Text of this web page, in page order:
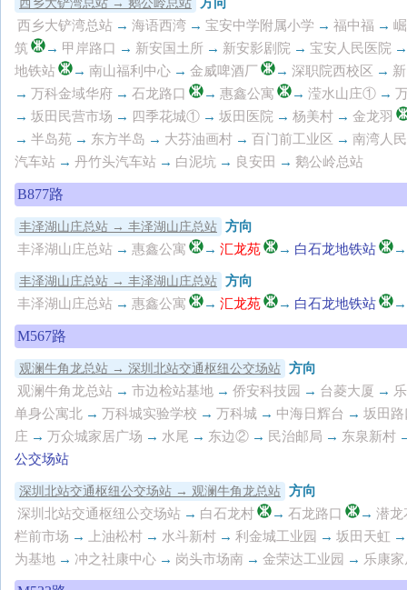
西乡大铲湾总站 → 鹅公岭总站
西乡大铲湾总站 → 海语西湾 → 宝安中学附属小学 → 福中福 →
筑
→ 甲岸路口 → 新安国土所 → 新安影剧院 → 宝安人民医院 →
地铁站
→ 南山福利中心 → 金威啤酒厂 → 深职院西校区 →
→ 万科金域华府 → 石龙路口 → 惠鑫公寓 → 滢水山庄① →
→ 坂田民营市场 → 四季花城① → 坂田医院 → 杨美村 → 金龙羽
→ 半岛苑 → 东方半岛 → 大芬油画村 → 百门前工业区 → 南湾人
汽车站 → 丹竹头汽车站 → 白泥坑 → 良安田 → 鹅公岭总站
B877路
丰泽湖山庄总站 → 丰泽湖山庄总站 方向
丰泽湖山庄总站 → 惠鑫公寓 → 汇龙苑 → 白石龙地铁站 →
丰泽湖山庄总站 → 丰泽湖山庄总站 方向
丰泽湖山庄总站 → 惠鑫公寓 → 汇龙苑 → 白石龙地铁站 →
M567路
观澜牛角龙总站 → 深圳北站交通枢纽公交场站 方向
观澜牛角龙总站 → 市边检站基地 → 侨安科技园 → 台菱大厦 →
单身公寓北 → 万科城实验学校 → 万科城 → 中海日辉台 → 坂田
庄 → 万众城家居广场 → 水尾 → 东边② → 民治邮局 → 东泉新村
公交场站
深圳北站交通枢纽公交场站 → 观澜牛角龙总站 方向
深圳北站交通枢纽公交场站 → 白石龙村 → 石龙路口 → 潜龙
栏前市场 → 上油松村 → 水斗新村 → 利金城工业园 → 坂田天虹 →
为基地 → 冲之社康中心 → 岗头市场南 → 金荣达工业园 → 乐康